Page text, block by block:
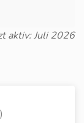
aktiv: Juli 2026